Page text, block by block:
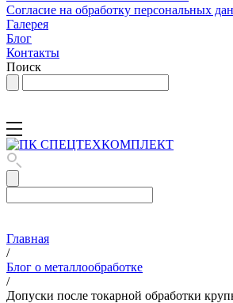
Согласие на обработку персональных
Галерея
Блог
Контакты
Поиск
Главная
/
Блог о металлообработке
/
Допуски после токарной обработки